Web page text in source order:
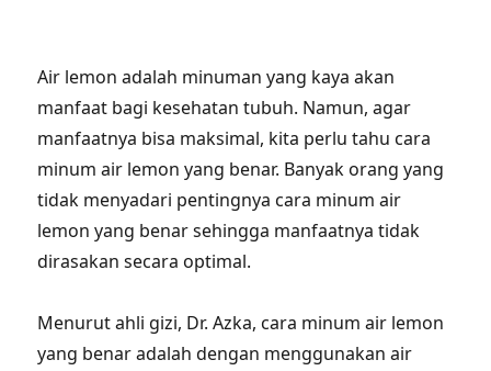
Air lemon adalah minuman yang kaya akan
manfaat bagi kesehatan tubuh. Namun, agar
manfaatnya bisa maksimal, kita perlu tahu cara
minum air lemon yang benar. Banyak orang yang
tidak menyadari pentingnya cara minum air
lemon yang benar sehingga manfaatnya tidak
dirasakan secara optimal.
Menurut ahli gizi, Dr. Azka, cara minum air lemon
yang benar adalah dengan menggunakan air